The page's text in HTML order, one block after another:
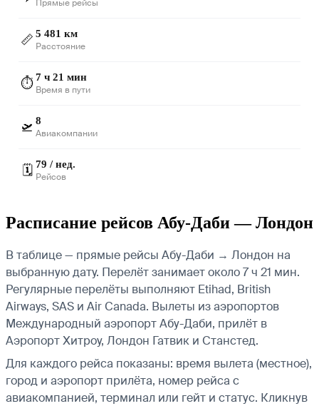
Прямые рейсы
📏 5 481 км
Расстояние
⏱️7 ч 21 мин
Время в пути
🛫 8
Авиакомпании
🗓️ 79 / нед.
Рейсов
Расписание рейсов Абу-Даби — Лондон
В таблице — прямые рейсы Абу-Даби → Лондон на
выбранную дату. Перелёт занимает около 7 ч 21 мин.
Регулярные перелёты выполняют Etihad, British
Airways, SAS и Air Canada. Вылеты из аэропортов
Международный аэропорт Абу-Даби, прилёт в
Аэропорт Хитроу, Лондон Гатвик и Станстед.
Для каждого рейса показаны: время вылета (местное),
город и аэропорт прилёта, номер рейса с
авиакомпанией, терминал или гейт и статус. Кликнув